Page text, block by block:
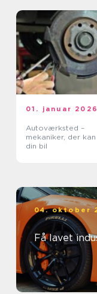
01. januar 2026
Autoværksted –
mekaniker, der
din bil
04. oktober
Få lavet